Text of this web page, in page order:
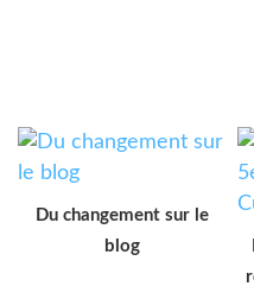
Du changement sur le
blog